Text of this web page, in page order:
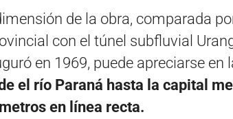
de la obra, comparada
con el túnel subfluvial
en 1969, puede apreciarse en
el río Paraná hasta la capital
en línea recta.